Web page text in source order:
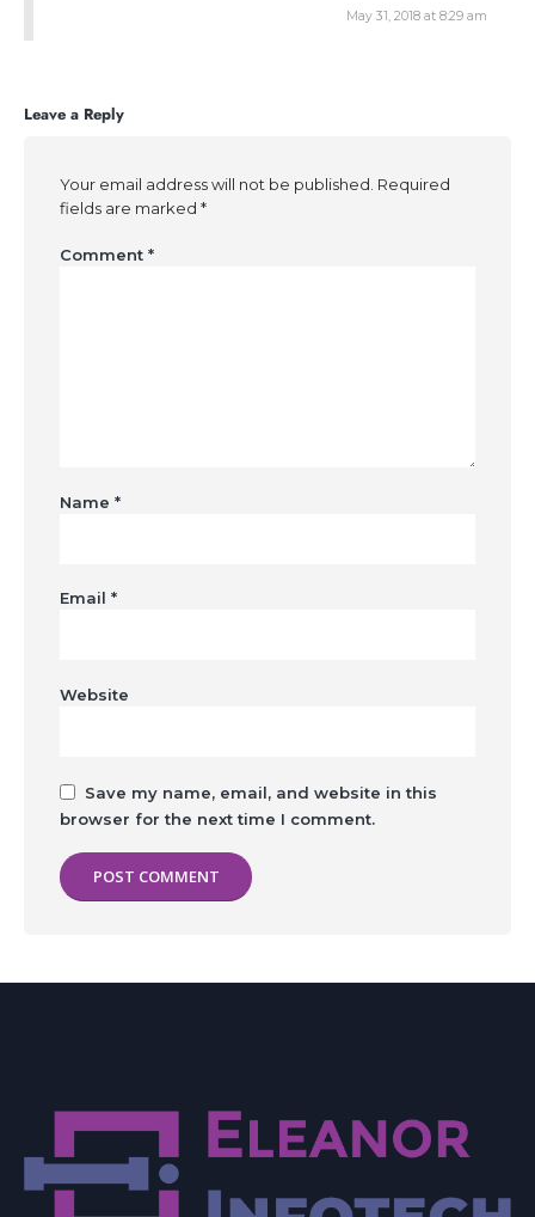
May 31, 2018 at 8:29 am
Leave a Reply
Your email address will not be published. Required
fields are marked *
Comment *
Name *
Email *
Website
Save my name, email, and website in this
browser for the next time I comment.